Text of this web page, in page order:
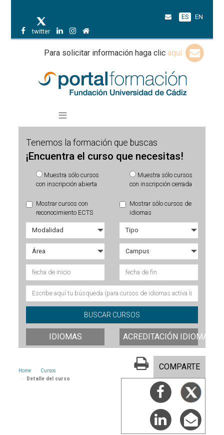
twitter
ES EN
Para solicitar información haga clic aquí
Tenemos la formación que buscas
¡Encuentra el curso que necesitas!
Muestra sólo cursos
con inscripción abierta
Muestra sólo cursos
con inscripción cerrada
Mostrar cursos con
reconocimiento ECTS
Mostrar sólo cursos de
idiomas
IDIOMAS ACREDITACIÓN IDIOMAS
Home
Cursos
Detalle del curso
COMPARTE